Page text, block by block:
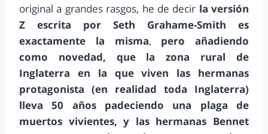
original a grandes rasgos, he de decir la versión
Z escrita por Seth Grahame-Smith es
exactamente la misma, pero añadiendo
como novedad, que la zona rural de
Inglaterra en la que viven las hermanas
protagonista (en realidad toda Inglaterra)
lleva 50 años padeciendo una plaga de
muertos vivientes, y las hermanas Bennet